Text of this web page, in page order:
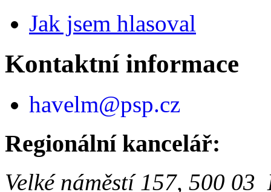
Jak jsem hlasoval
Kontaktní informace
havelm@psp.cz
Regionální kancelář:
Velké náměstí 157, 500